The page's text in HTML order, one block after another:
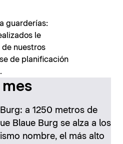
guarderías:
le
nuestros
de planificación
mes
a 1250 metros de
Blaue Burg se alza a los
nombre, el más alto